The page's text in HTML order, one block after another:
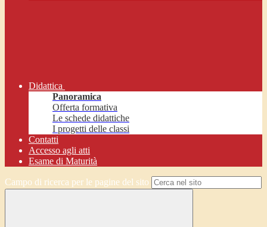
Didattica
Panoramica
Offerta formativa
Le schede didattiche
I progetti delle classi
Contatti
Accesso agli atti
Esame di Maturità
Campo di ricerca per le pagine del sito